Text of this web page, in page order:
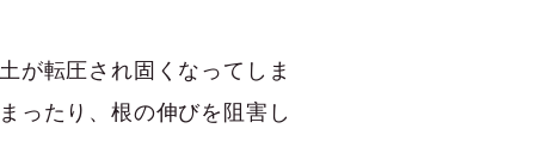
が転圧され固くなってしま
ったり、根の伸びを阻害し